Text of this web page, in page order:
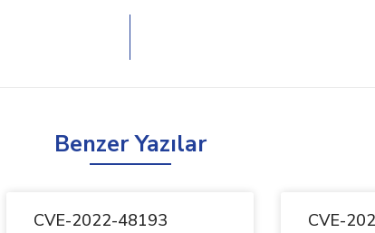
Benzer Yazılar
CVE-2022-48193 CVE-